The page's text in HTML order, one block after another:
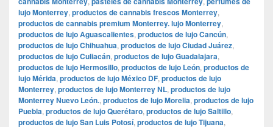
lujo Monterrey, productos de cannabis frescos Monterrey,
productos de cannabis premium Monterrey. lujo Monterrey,
productos de lujo Aguascalientes, productos de lujo Cancún,
productos de lujo Chihuahua, productos de lujo Ciudad Juárez,
productos de lujo Culiacán, productos de lujo Guadalajara,
productos de lujo Hermosillo, productos de lujo León, productos de
lujo Mérida, productos de lujo México DF, productos de lujo
Monterrey, productos de lujo Monterrey NL, productos de lujo
Monterrey Nuevo León., productos de lujo Morelia, productos de lujo
Puebla, productos de lujo Querétaro, productos de lujo Saltillo,
productos de lujo San Luis Potosí, productos de lujo Tijuana,